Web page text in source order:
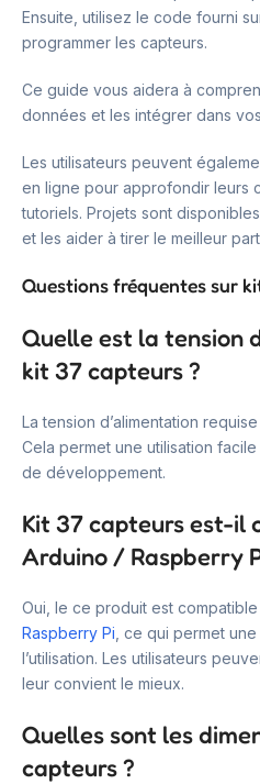
Ensuite, utilisez le code fourni
programmer les capteurs.
Ce guide vous aidera à
données et les intégrer dans
Les utilisateurs peuvent
en ligne pour approfondir leurs
tutoriels. Projets sont
et les aider à tirer le meilleur
Questions fréquentes sur
Quelle est la tension
kit 37 capteurs ?
La tension d’alimentation
Cela permet une utilisation
de développement.
Kit 37 capteurs est-il
Arduino / Raspberry
Oui, le ce produit est
Raspberry Pi , ce qui permet
l’utilisation. Les utilisateurs
leur convient le mieux.
Quelles sont les
capteurs ?